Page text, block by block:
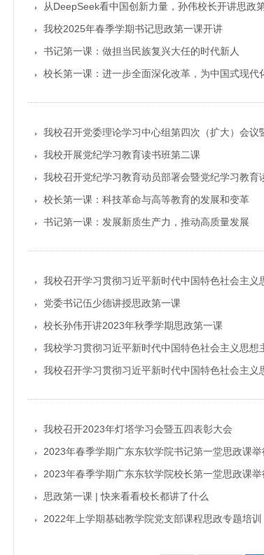
从DeepSeek看中国创新力量，孙伟校长开讲思政
我校2025年春季学期书记思政第一课开讲
书记第一课：做担当民族复兴大任的时代新人
校长第一课：进一步全面深化改革，为中国式现代
我校召开党委理论学习中心组第四次（扩大）会
我校开展党纪学习教育读书班第二课
我校召开党纪学习教育动员部署会暨党纪学习教育
校长第一课：科技革命与高等教育的发展和变革
书记第一课：发展新质生产力，推动高质量发展
我校召开学习贯彻习近平新时代中国特色社会主义
党委书记伍少德讲授思政第一课
校长孙伟开讲2023年秋季学期思政第一课
我校学习贯彻习近平新时代中国特色社会主义思想
我校召开学习贯彻习近平新时代中国特色社会主义
我校召开2023年灯塔学习会暨五四表彰大会
2023年春季学期广东东软学院书记第一堂思政课举
2023年春季学期广东东软学院校长第一堂思政课举
思政第一课 | 快来看看校长都讲了什么
2022年上学期基础教学院党支部课程思政专题培训